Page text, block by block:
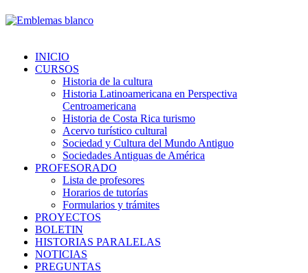
INICIO
CURSOS
Historia de la cultura
Historia Latinoamericana en Perspectiva
Centroamericana
Historia de Costa Rica turismo
Acervo turístico cultural
Sociedad y Cultura del Mundo Antiguo
Sociedades Antiguas de América
PROFESORADO
Lista de profesores
Horarios de tutorías
Formularios y trámites
PROYECTOS
BOLETIN
HISTORIAS PARALELAS
NOTICIAS
PREGUNTAS